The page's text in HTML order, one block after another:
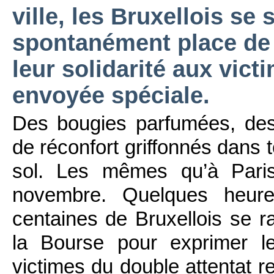
ville, les Bruxellois se
spontanément place
leur solidarité aux
envoyée spéciale.
Des bougies parfumées,
de réconfort griffonnés dans
sol. Les mêmes qu’à
novembre. Quelques
centaines de Bruxellois se
la Bourse pour exprimer
victimes du double attentat